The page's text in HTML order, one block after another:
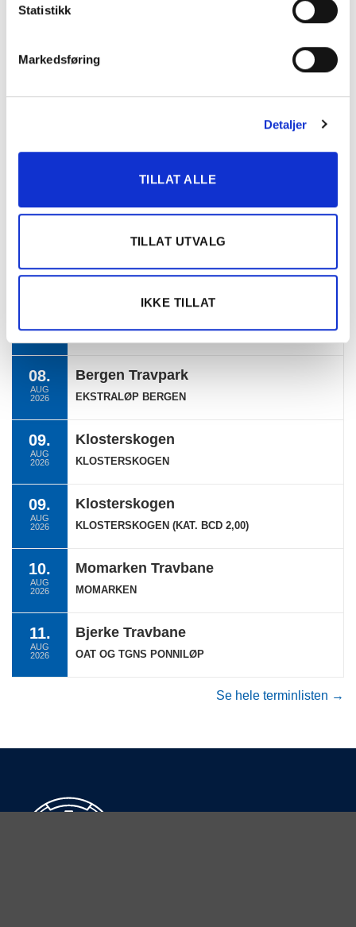
Statistikk
Markedsføring
Detaljer
TILLAT ALLE
TILLAT UTVALG
IKKE TILLAT
OLE FREDRIK
KATEGORIER
Ukategorisert
2026
Bergen Travpark
BERGEN
08.
AUG
2026
Bergen Travpark
EKSTRALØP BERGEN
09.
AUG
2026
Klosterskogen
KLOSTERSKOGEN
09.
AUG
2026
Klosterskogen
KLOSTERSKOGEN (KAT. BCD 2,00)
10.
AUG
2026
Momarken Travbane
MOMARKEN
11.
AUG
2026
Bjerke Travbane
OAT OG TGNS PONNILØP
Se hele terminlisten →